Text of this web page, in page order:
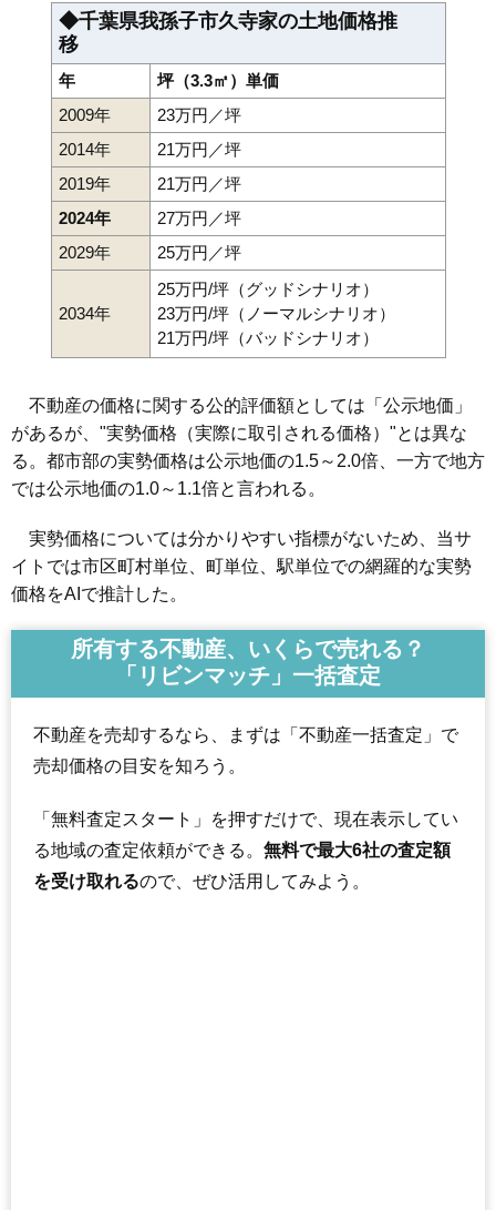
◆千葉県我孫子市久寺家の土地価格推
移
年
坪（3.3㎡）単価
2009年
23万円／坪
2014年
21万円／坪
2019年
21万円／坪
2024年
27万円／坪
2029年
25万円／坪
2034年
25万円/坪（グッドシナリオ）
23万円/坪（ノーマルシナリオ）
21万円/坪（バッドシナリオ）
不動産の価格に関する公的評価額としては「公示地価」
があるが、"実勢価格（実際に取引される価格）"とは異な
る。都市部の実勢価格は公示地価の1.5～2.0倍、一方で地方
では公示地価の1.0～1.1倍と言われる。
実勢価格については分かりやすい指標がないため、当サ
イトでは市区町村単位、町単位、駅単位での網羅的な実勢
価格をAIで推計した。
所有する不動産、いくらで売れる？
「リビンマッチ」一括査定
不動産を売却するなら、まずは「不動産一括査定」で
売却価格の目安を知ろう。
「無料査定スタート」を押すだけで、現在表示してい
る地域の査定依頼ができる。 無料で最大6社の査定額
を受け取れるので、ぜひ活用してみよう。